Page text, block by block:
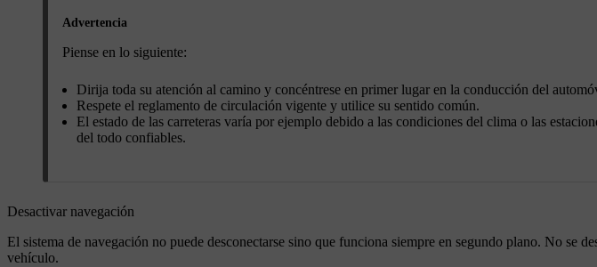
Advertencia
Piense en lo siguiente:
Dirija toda su atención al camino y concéntrese en primer lugar en la conducción del
Respete el reglamento de circulación vigente y utilice su sentido común.
El estado de las carreteras varía por ejemplo debido a las condiciones del clima o las
del todo confiables.
Desactivar navegación
El sistema de navegación no puede desconectarse sino que funciona siempre en segundo plano. No se
vehículo.